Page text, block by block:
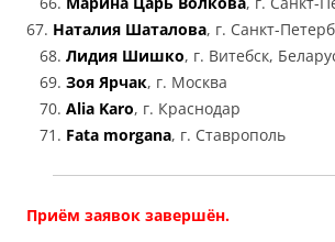
Наталия Шаталова, г. Санкт-
Лидия Шишко, г. Витебск,
Зоя Ярчак, г. Москва
Alia Karo, г. Краснодар
Fata morgana, г. Ставрополь
Приём заявок завершён.